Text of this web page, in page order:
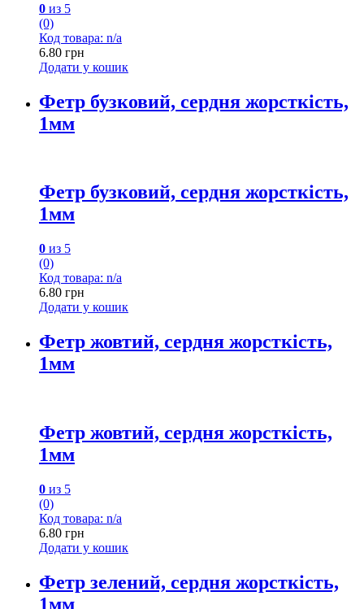
0 из 5
(0)
Код товара: n/a
6.80 грн
Додати у кошик
Фетр бузковий, сердня жорсткість,
1мм
Фетр бузковий, сердня жорсткість,
1мм
0 из 5
(0)
Код товара: n/a
6.80 грн
Додати у кошик
Фетр жовтий, сердня жорсткість,
1мм
Фетр жовтий, сердня жорсткість,
1мм
0 из 5
(0)
Код товара: n/a
6.80 грн
Додати у кошик
Фетр зелений, сердня жорсткість,
1мм